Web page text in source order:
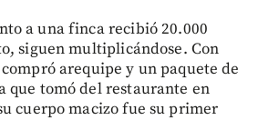
a una finca recibió 20.000
siguen multiplicándose. Con
arequipe y un paquete de
que tomó del restaurante en
cuerpo macizo fue su primer